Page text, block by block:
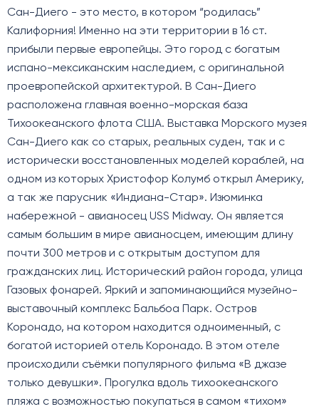
Сан-Диего - это место, в котором “родилась”
Калифорния! Именно на эти территории в 16 ст.
прибыли первые европейцы. Это город с богатым
испано-мексиканским наследием, с оригинальной
проевропейской архитектурой. В Сан-Диего
расположена главная военно-морская база
Тихоокеанского флота США. Выставка Морского музея
Сан-Диего как со старых, реальных суден, так и с
исторически восстановленных моделей кораблей, на
одном из которых Христофор Колумб открыл Америку,
а так же парусник «Индиана-Стар». Изюминка
набережной - авианосец USS Midway. Он является
самым большим в мире авианосцем, имеющим длину
почти 300 метров и с открытым доступом для
гражданских лиц. Исторический район города, улица
Газовых фонарей. Яркий и запоминающийся музейно-
выставочный комплекс Бальбоа Парк. Остров
Коронадо, на котором находится одноименный, с
богатой историей отель Коронадо. В этом отеле
происходили съёмки популярного фильма «В джазе
только девушки». Прогулка вдоль тихоокеанского
пляжа с возможностью покупаться в самом «тихом»